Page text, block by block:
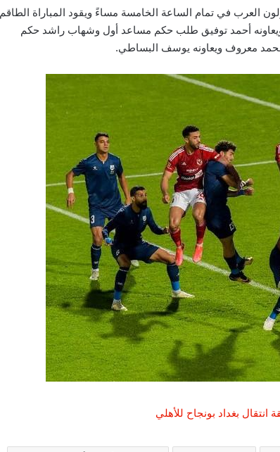
العرب في تمام الساعة الخامسة مساءً ويقود المباراة الطاقم
أحمد توفيق طلب حكم مساعد أول وشهاب راشد حكم
محمد معروف ويعاونه يوسف البساطي.
بغداد بونجاح للأهلي